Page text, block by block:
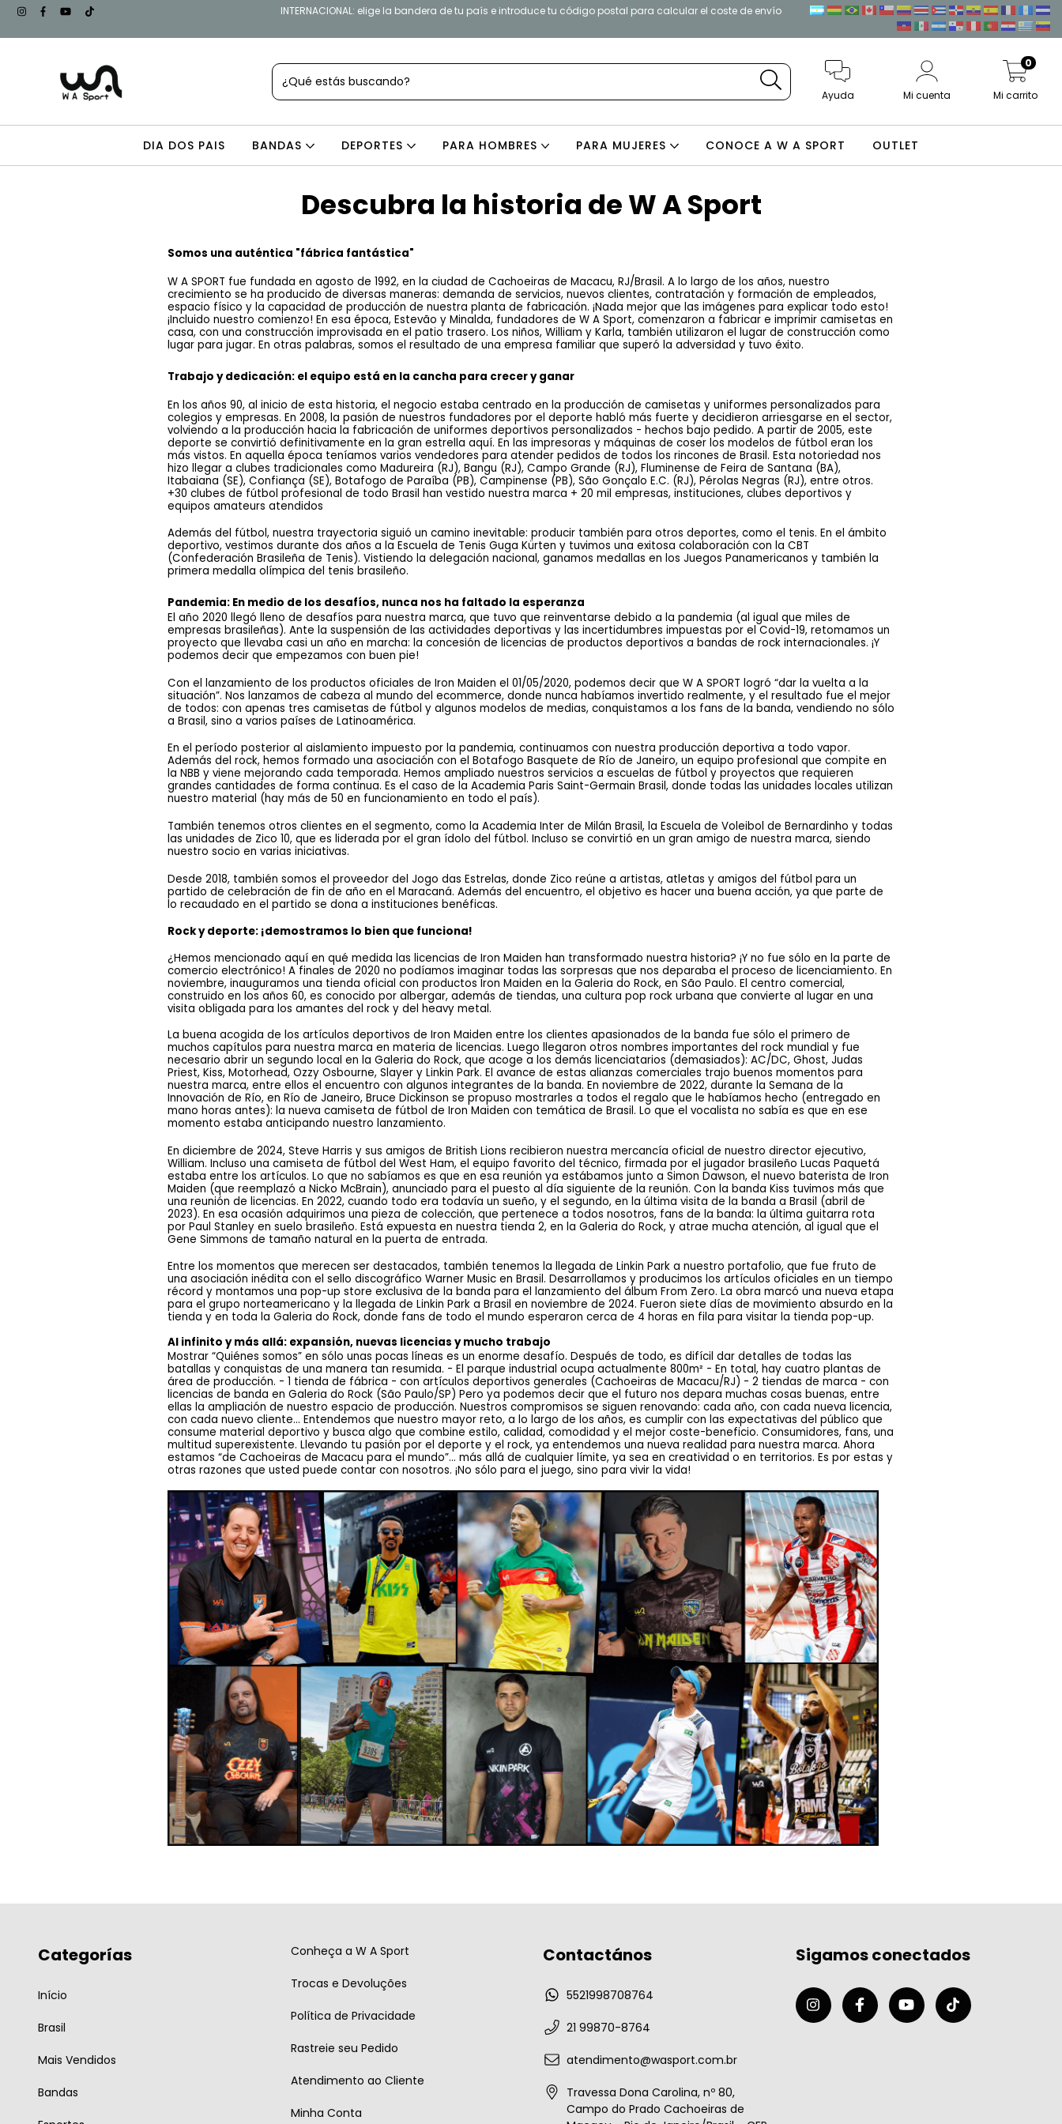
INTERNACIONAL: elige la bandera de tu país e introduce tu código postal para calcular el coste de envío
Ayuda Mi cuenta Mi carrito
0
DIA DOS PAIS BANDAS DEPORTES PARA HOMBRES PARA MUJERES CONOCE A W A SPORT OUTLET
Descubra la historia de W A Sport
Somos una auténtica "fábrica fantástica"
W A SPORT fue fundada en agosto de 1992, en la ciudad de Cachoeiras de Macacu, RJ/Brasil. A lo largo de los años, nuestro
crecimiento se ha producido de diversas maneras: demanda de servicios, nuevos clientes, contratación y formación de empleados,
espacio físico y la capacidad de producción de nuestra planta de fabricación. ¡Nada mejor que las imágenes para explicar todo esto!
¡Incluido nuestro comienzo! En esa época, Estevão y Minalda, fundadores de W A Sport, comenzaron a fabricar e imprimir camisetas en
casa, con una construcción improvisada en el patio trasero. Los niños, William y Karla, también utilizaron el lugar de construcción como
lugar para jugar. En otras palabras, somos el resultado de una empresa familiar que superó la adversidad y tuvo éxito.
Trabajo y dedicación: el equipo está en la cancha para crecer y ganar
En los años 90, al inicio de esta historia, el negocio estaba centrado en la producción de camisetas y uniformes personalizados para
colegios y empresas. En 2008, la pasión de nuestros fundadores por el deporte habló más fuerte y decidieron arriesgarse en el sector,
volviendo a la producción hacia la fabricación de uniformes deportivos personalizados - hechos bajo pedido. A partir de 2005, este
deporte se convirtió definitivamente en la gran estrella aquí. En las impresoras y máquinas de coser los modelos de fútbol eran los
más vistos. En aquella época teníamos varios vendedores para atender pedidos de todos los rincones de Brasil. Esta notoriedad nos
hizo llegar a clubes tradicionales como Madureira (RJ), Bangu (RJ), Campo Grande (RJ), Fluminense de Feira de Santana (BA),
Itabaiana (SE), Confiança (SE), Botafogo de Paraíba (PB), Campinense (PB), São Gonçalo E.C. (RJ), Pérolas Negras (RJ), entre otros.
+30 clubes de fútbol profesional de todo Brasil han vestido nuestra marca + 20 mil empresas, instituciones, clubes deportivos y
equipos amateurs atendidos
Además del fútbol, ​​nuestra trayectoria siguió un camino inevitable: producir también para otros deportes, como el tenis. En el ámbito
deportivo, vestimos durante dos años a la Escuela de Tenis Guga Kürten y tuvimos una exitosa colaboración con la CBT
(Confederación Brasileña de Tenis). Vistiendo la delegación nacional, ganamos medallas en los Juegos Panamericanos y también la
primera medalla olímpica del tenis brasileño.
Pandemia: En medio de los desafíos, nunca nos ha faltado la esperanza
El año 2020 llegó lleno de desafíos para nuestra marca, que tuvo que reinventarse debido a la pandemia (al igual que miles de
empresas brasileñas). Ante la suspensión de las actividades deportivas y las incertidumbres impuestas por el Covid-19, retomamos un
proyecto que llevaba casi un año en marcha: la concesión de licencias de productos deportivos a bandas de rock internacionales. ¡Y
podemos decir que empezamos con buen pie!
Con el lanzamiento de los productos oficiales de Iron Maiden el 01/05/2020, podemos decir que W A SPORT logró “dar la vuelta a la
situación”. Nos lanzamos de cabeza al mundo del ecommerce, donde nunca habíamos invertido realmente, y el resultado fue el mejor
de todos: con apenas tres camisetas de fútbol y algunos modelos de medias, conquistamos a los fans de la banda, vendiendo no sólo
a Brasil, sino a varios países de Latinoamérica.
En el período posterior al aislamiento impuesto por la pandemia, continuamos con nuestra producción deportiva a todo vapor.
Además del rock, hemos formado una asociación con el Botafogo Basquete de Río de Janeiro, un equipo profesional que compite en
la NBB y viene mejorando cada temporada. Hemos ampliado nuestros servicios a escuelas de fútbol y proyectos que requieren
grandes cantidades de forma continua. Es el caso de la Academia Paris Saint-Germain Brasil, donde todas las unidades locales utilizan
nuestro material (hay más de 50 en funcionamiento en todo el país).
También tenemos otros clientes en el segmento, como la Academia Inter de Milán Brasil, la Escuela de Voleibol de Bernardinho y todas
las unidades de Zico 10, que es liderada por el gran ídolo del fútbol. Incluso se convirtió en un gran amigo de nuestra marca, siendo
nuestro socio en varias iniciativas.
Desde 2018, también somos el proveedor del Jogo das Estrelas, donde Zico reúne a artistas, atletas y amigos del fútbol para un
partido de celebración de fin de año en el Maracaná. Además del encuentro, el objetivo es hacer una buena acción, ya que parte de
lo recaudado en el partido se dona a instituciones benéficas.
Rock y deporte: ¡demostramos lo bien que funciona!
¿Hemos mencionado aquí en qué medida las licencias de Iron Maiden han transformado nuestra historia? ¡Y no fue sólo en la parte de
comercio electrónico! A finales de 2020 no podíamos imaginar todas las sorpresas que nos deparaba el proceso de licenciamiento. En
noviembre, inauguramos una tienda oficial con productos Iron Maiden en la Galeria do Rock, en São Paulo. El centro comercial,
construido en los años 60, es conocido por albergar, además de tiendas, una cultura pop rock urbana que convierte al lugar en una
visita obligada para los amantes del rock y del heavy metal.
La buena acogida de los artículos deportivos de Iron Maiden entre los clientes apasionados de la banda fue sólo el primero de
muchos capítulos para nuestra marca en materia de licencias. Luego llegaron otros nombres importantes del rock mundial y fue
necesario abrir un segundo local en la Galeria do Rock, que acoge a los demás licenciatarios (demasiados): AC/DC, Ghost, Judas
Priest, Kiss, Motorhead, Ozzy Osbourne, Slayer y Linkin Park. El avance de estas alianzas comerciales trajo buenos momentos para
nuestra marca, entre ellos el encuentro con algunos integrantes de la banda. En noviembre de 2022, durante la Semana de la
Innovación de Río, en Río de Janeiro, Bruce Dickinson se propuso mostrarles a todos el regalo que le habíamos hecho (entregado en
mano horas antes): la nueva camiseta de fútbol de Iron Maiden con temática de Brasil. Lo que el vocalista no sabía es que en ese
momento estaba anticipando nuestro lanzamiento.
En diciembre de 2024, Steve Harris y sus amigos de British Lions recibieron nuestra mercancía oficial de nuestro director ejecutivo,
William. Incluso una camiseta de fútbol del West Ham, el equipo favorito del técnico, firmada por el jugador brasileño Lucas Paquetá
estaba entre los artículos. Lo que no sabíamos es que en esa reunión ya estábamos junto a Simon Dawson, el nuevo baterista de Iron
Maiden (que reemplazó a Nicko McBrain), anunciado para el puesto al día siguiente de la reunión. Con la banda Kiss tuvimos más que
una reunión de licencias. En 2022, cuando todo era todavía un sueño, y el segundo, en la última visita de la banda a Brasil (abril de
2023). En esa ocasión adquirimos una pieza de colección, que pertenece a todos nosotros, fans de la banda: la última guitarra rota
por Paul Stanley en suelo brasileño. Está expuesta en nuestra tienda 2, en la Galeria do Rock, y atrae mucha atención, al igual que el
Gene Simmons de tamaño natural en la puerta de entrada.
Entre los momentos que merecen ser destacados, también tenemos la llegada de Linkin Park a nuestro portafolio, que fue fruto de
una asociación inédita con el sello discográfico Warner Music en Brasil. Desarrollamos y producimos los artículos oficiales en un tiempo
récord y montamos una pop-up store exclusiva de la banda para el lanzamiento del álbum From Zero. La obra marcó una nueva etapa
para el grupo norteamericano y la llegada de Linkin Park a Brasil en noviembre de 2024. Fueron siete días de movimiento absurdo en la
tienda y en toda la Galeria do Rock, donde fans de todo el mundo esperaron cerca de 4 horas en fila para visitar la tienda pop-up.
Al infinito y más allá: expansión, nuevas licencias y mucho trabajo
Mostrar “Quiénes somos” en sólo unas pocas líneas es un enorme desafío. Después de todo, es difícil dar detalles de todas las
batallas y conquistas de una manera tan resumida. - El parque industrial ocupa actualmente 800m² - En total, hay cuatro plantas de
área de producción. - 1 tienda de fábrica - con artículos deportivos generales (Cachoeiras de Macacu/RJ) - 2 tiendas de marca - con
licencias de banda en Galeria do Rock (São Paulo/SP) Pero ya podemos decir que el futuro nos depara muchas cosas buenas, entre
ellas la ampliación de nuestro espacio de producción. Nuestros compromisos se siguen renovando: cada año, con cada nueva licencia,
con cada nuevo cliente... Entendemos que nuestro mayor reto, a lo largo de los años, es cumplir con las expectativas del público que
consume material deportivo y busca algo que combine estilo, calidad, comodidad y el mejor coste-beneficio. Consumidores, fans, una
multitud superexistente. Llevando tu pasión por el deporte y el rock, ya entendemos una nueva realidad para nuestra marca. Ahora
estamos “de Cachoeiras de Macacu para el mundo”… más allá de cualquier límite, ya sea en creatividad o en territorios. Es por estas y
otras razones que usted puede contar con nosotros. ¡No sólo para el juego, sino para vivir la vida!
Categorías
Início
Brasil
Mais Vendidos
Bandas
Conheça a W A Sport
Trocas e Devoluções
Política de Privacidade
Rastreie seu Pedido
Atendimento ao Cliente
Minha Conta
Contactános
5521998708764
21 99870-8764
atendimento@wasport.com.br
Travessa Dona Carolina, nº 80,
Campo do Prado Cachoeiras de
Sigamos conectados